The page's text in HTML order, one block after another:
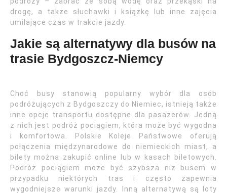
drogę, a także słuchawki i książkę lub inne zajęcia
umilające czas w trakcie jazdy.
Jakie są alternatywy dla busów na
trasie Bydgoszcz-Niemcy
Choć busy stanowią popularny wybór dla osób
podróżujących z Bydgoszczy do Niemiec, istnieją także
inne opcje transportu dostępne dla pasażerów. Jedną
z nich jest podróż pociągiem, która może być wygodna
i komfortowa. Polskie Koleje Państwowe oferują
połączenia międzynarodowe do niemieckich miast, a
bilety można zakupić online lub w kasach biletowych.
Podróż pociągiem może być szybsza niż busem w
przypadku niektórych tras i często zapewnia
wygodniejsze warunki jazdy. Inną alternatywą są loty